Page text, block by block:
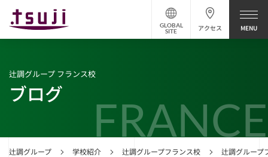
アクセス
GLOBAL
SITE
FRANCE
辻調グループ 学校紹介 辻調グループフランス校 辻調グループ
辻調グループ フランス校
ブログ